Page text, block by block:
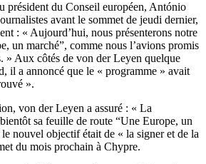
président du Conseil européen, António
avant le sommet de jeudi dernier,
: « Aujourd’hui, nous présenterons notre
un marché”, comme nous l’avions promis
» Aux côtés de von der Leyen quelque
il a annoncé que le « programme » avait
».
von der Leyen a assuré : « La
sa feuille de route “Une Europe, un
nouvel objectif était de « la signer et de la
du mois prochain à Chypre.